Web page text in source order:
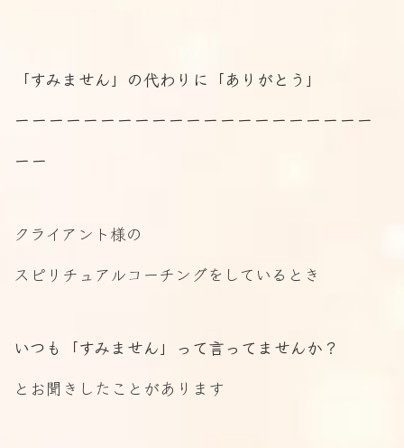
「すみません」の代わりに「ありがとう」
ーーーーーーーーーーーーーーーーーーーーー
ーー
クライアント様の
スピリチュアルコーチングをしているとき
いつも「すみません」って言ってませんか？
とお聞きしたことがあります